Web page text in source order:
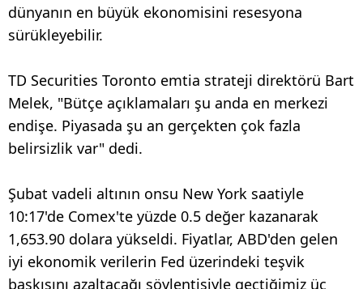
dünyanın en büyük ekonomisini resesyona
sürükleyebilir.
TD Securities Toronto emtia strateji direktörü Bart
Melek, "Bütçe açıklamaları şu anda en merkezi
endişe. Piyasada şu an gerçekten çok fazla
belirsizlik var" dedi.
Şubat vadeli altının onsu New York saatiyle
10:17'de Comex'te yüzde 0.5 değer kazanarak
1,653.90 dolara yükseldi. Fiyatlar, ABD'den gelen
iyi ekonomik verilerin Fed üzerindeki teşvik
baskısını azaltacağı söylentisiyle geçtiğimiz üç